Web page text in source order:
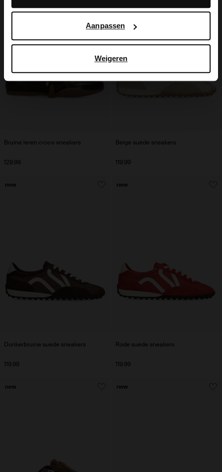
hoe Google uw persoonsgegevens gebruikt, vindt u op
Aanpassen
Weigeren
Bruine leren croco sneakers
129.99
Beige suède sneakers
119.99
Donkerbruine suède sneakers
119.99
new
Rode suède sneakers
119.99
new
new new